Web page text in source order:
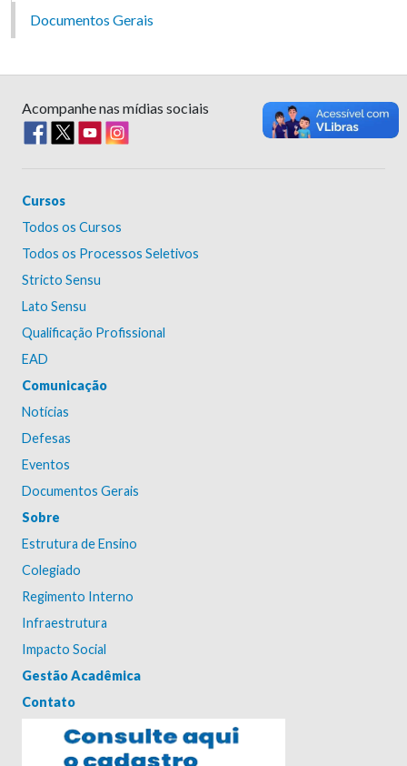
Documentos Gerais
Acompanhe nas mídias sociais
Cursos
Todos os Cursos
Todos os Processos Seletivos
Stricto Sensu
Lato Sensu
Qualificação Profissional
EAD
Comunicação
Notícias
Defesas
Eventos
Documentos Gerais
Sobre
Estrutura de Ensino
Colegiado
Regimento Interno
Infraestrutura
Impacto Social
Gestão Acadêmica
Contato